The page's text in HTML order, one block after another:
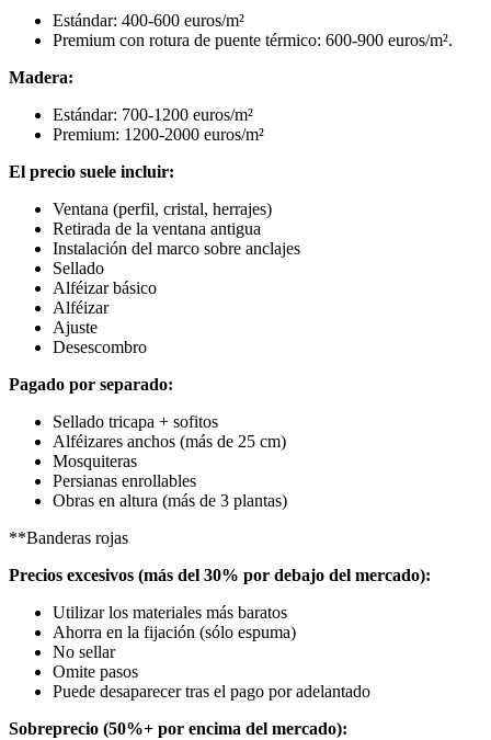
Estándar: 400-600 euros/m²
Premium con rotura de puente térmico: 600-900 euros/m².
Madera:
Estándar: 700-1200 euros/m²
Premium: 1200-2000 euros/m²
El precio suele incluir:
Ventana (perfil, cristal, herrajes)
Retirada de la ventana antigua
Instalación del marco sobre anclajes
Sellado
Alféizar básico
Alféizar
Ajuste
Desescombro
Pagado por separado:
Sellado tricapa + sofitos
Alféizares anchos (más de 25 cm)
Mosquiteras
Persianas enrollables
Obras en altura (más de 3 plantas)
**Banderas rojas
Precios excesivos (más del 30% por debajo del mercado):
Utilizar los materiales más baratos
Ahorra en la fijación (sólo espuma)
No sellar
Omite pasos
Puede desaparecer tras el pago por adelantado
Sobreprecio (50%+ por encima del mercado):